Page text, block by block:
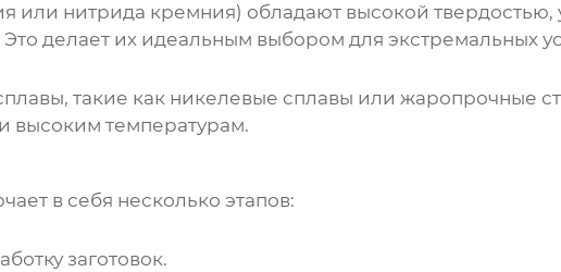
нитрида кремния) обладают высокой твердостью,
делает их идеальным выбором для экстремальных
такие как никелевые сплавы или жаропрочные
высоким температурам.
в себя несколько этапов:
заготовок.